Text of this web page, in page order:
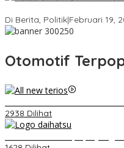
Di Berita, Politik|Februari 19,
Otomotif
2938 Dilihat